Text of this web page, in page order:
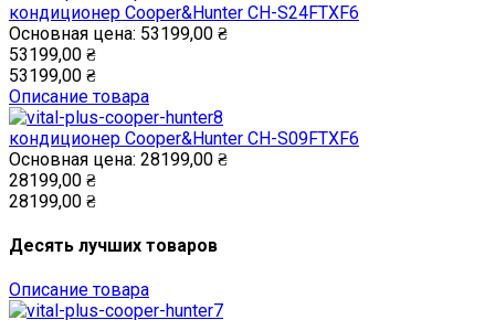
кондиционер Cooper&Hunter CH-S24FTXF6
Основная цена: 53199,00 ₴
53199,00 ₴
53199,00 ₴
Описание товара
кондиционер Cooper&Hunter CH-S09FTXF6
Основная цена: 28199,00 ₴
28199,00 ₴
28199,00 ₴
Десять лучших товаров
Описание товара